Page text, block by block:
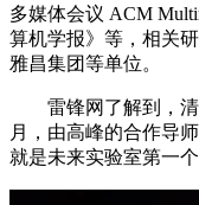
多媒体会议 ACM
算机学报》等，相关
雅昌集团等单位。
雷锋网了解到，清
月，由高峰的合作导
就是未来实验室第一个